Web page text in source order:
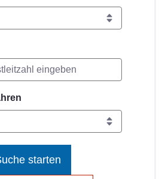
starten